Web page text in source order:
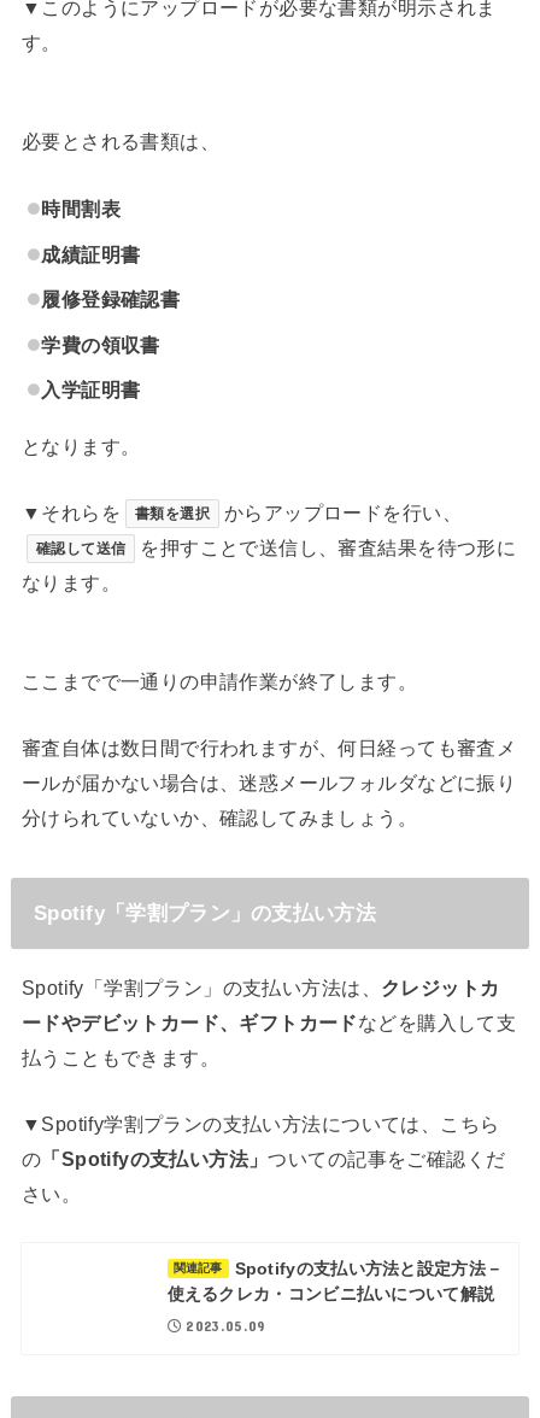
▼このようにアップロードが必要な書類が明示されま
す。
必要とされる書類は、
時間割表
成績証明書
履修登録確認書
学費の領収書
入学証明書
となります。
▼それらを 書類を選択 からアップロードを行い、
確認して送信
を押すことで送信し、審査結果を待つ形に
なります。
ここまでで一通りの申請作業が終了します。
審査自体は数日間で行われますが、何日経っても審査メ
ールが届かない場合は、迷惑メールフォルダなどに振り
分けられていないか、確認してみましょう。
Spotify「学割プラン」の支払い方法
Spotify「学割プラン」の支払い方法は、 クレジットカ
ードやデビットカード、ギフトカードなどを購入して支
払うこともできます。
▼Spotify学割プランの支払い方法については、こちら
の 「Spotifyの支払い方法」ついての記事をご確認くだ
さい。
関連記事
Spotifyの支払い方法と設定方法－
使えるクレカ・コンビニ払いについて解説
2023.05.09